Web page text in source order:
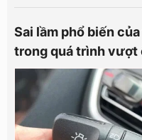
Sai lầm phổ biến
trong quá trình vượt